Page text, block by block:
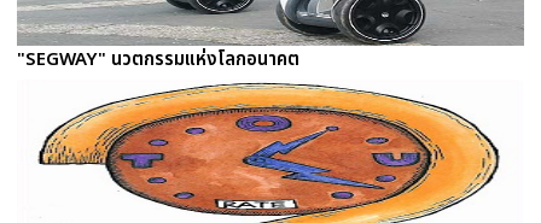
"SEGWAY" นวตกรรมแห่งโลกอนาคต